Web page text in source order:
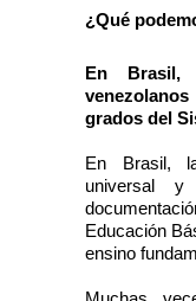
¿Qué
En Brasil,
grados del
En Brasil,
universal
Educación
ensino